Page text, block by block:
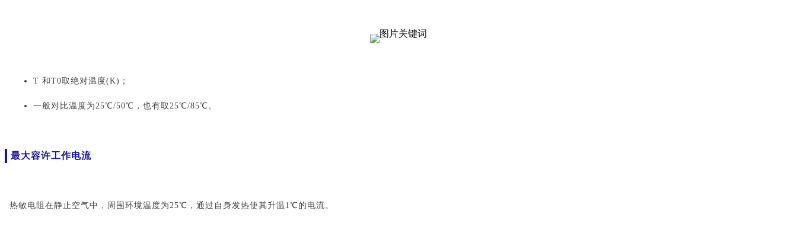
T 和T0取绝对温度(K)；
一般对比温度为25℃/50℃，也有取25℃/85℃。
最大容许工作电流
热敏电阻在静止空气中，周围环境温度为25℃，通过自身发热使其升温1℃的电流。